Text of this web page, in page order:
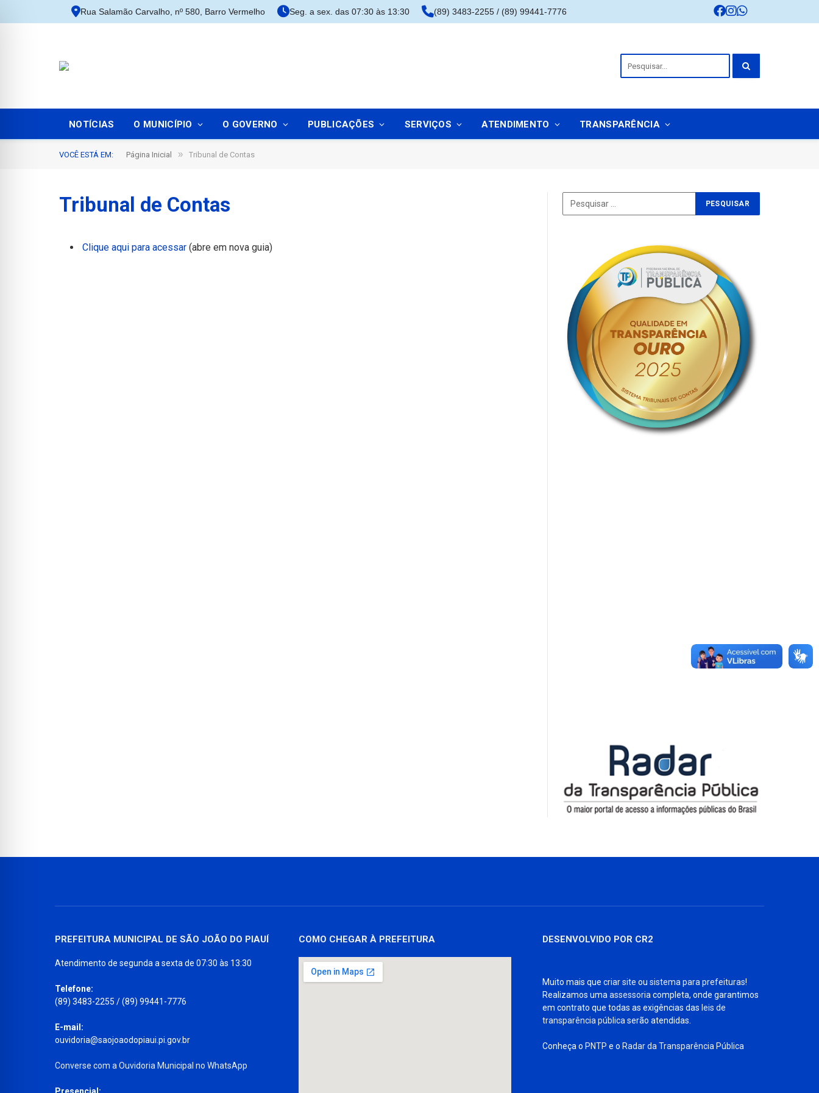
Rua Salamão Carvalho, nº 580, Barro Vermelho Seg. a sex. das 07:30 às 13:30 (89) 3483-2255 / (89) 99441-7776
NOTÍCIAS O MUNICÍPIO O GOVERNO PUBLICAÇÕES SERVIÇOS ATENDIMENTO TRANSPARÊNCIA
VOCÊ ESTÁ EM: Página Inicial » Tribunal de Contas
Tribunal de Contas
Clique aqui para acessar (abre em nova guia)
PREFEITURA MUNICIPAL DE SÃO JOÃO DO PIAUÍ
Atendimento de segunda a sexta de 07:30 às 13:30
Telefone:
(89) 3483-2255 / (89) 99441-7776
E-mail:
ouvidoria@saojoaodopiaui.pi.gov.br
Converse com a Ouvidoria Municipal no WhatsApp
COMO CHEGAR À PREFEITURA DESENVOLVIDO POR CR2
Muito mais que criar site ou sistema para prefeituras!
Realizamos uma assessoria completa, onde garantimos
em contrato que todas as exigências das leis de
transparência pública serão atendidas.
Conheça o PNTP e o Radar da Transparência Pública